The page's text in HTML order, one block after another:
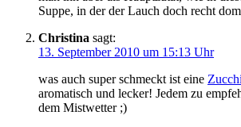
Suppe, in der der Lauch doch recht
Christina sagt:
13. September 2010 um 15:13 Uhr
was auch super schmeckt ist eine
aromatisch und lecker! Jedem zu
dem Mistwetter ;)